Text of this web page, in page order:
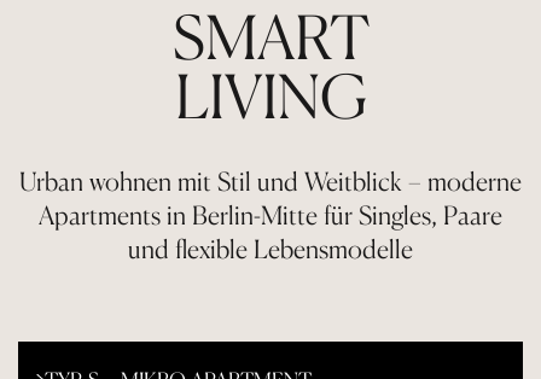
SMART
LIVING
Urban wohnen mit Stil und Weitblick – moderne
Apartments in Berlin-Mitte für Singles, Paare
und flexible Lebensmodelle